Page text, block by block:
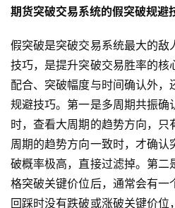
货
期货突破交易系统的假突破规避
假突破是突破交易系统最大的敌
技巧，是提升突破交易胜率的核
配合、突破幅度与时间确认外，
规避技巧。第一是多周期共振确
时，查看大周期的趋势方向，只
周期的趋势方向一致时，才确
破概率极高，直接过滤掉。第二
格突破关键价位后，通常会有一
回踩时没有跌破或涨破关键价位